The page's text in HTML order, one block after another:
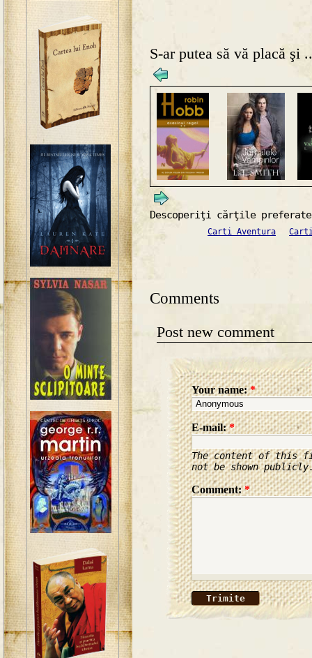
S-ar putea să vă placă şi
Descoperiţi cărţile
Carti Aventura
Comments
Post new comment
Your name:*
E-mail:*
The content of this
not be shown
Comment:*